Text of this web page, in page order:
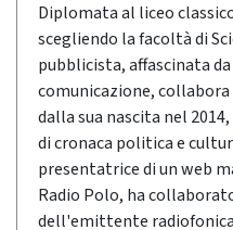
Diplomata al liceo
scegliendo la facoltà di
pubblicista, affascinata
comunicazione,
dalla sua nascita nel
di cronaca politica e
presentatrice di un web
Radio Polo, ha
dell'emittente